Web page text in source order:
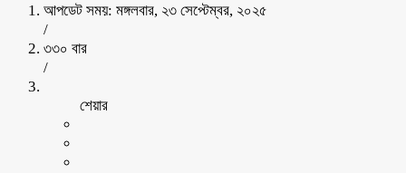
আপডেট সময়: মঙ্গলবার, ২৩ সেপ্টেম্বর, ২০২৫
/
৩৩০ বার
/
শেয়ার